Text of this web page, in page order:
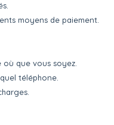
moyens de paiement.
que vous soyez.
téléphone.